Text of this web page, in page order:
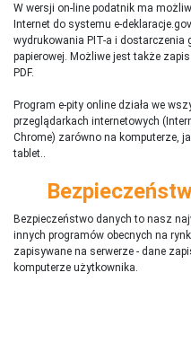
W wersji on-line podatnik ma
Internet do systemu e-
wydrukowania PIT-a i dostarczenia
papierowej. Możliwe jest także
PDF.
Program e-pity online działa we
przeglądarkach internetowych
Chrome) zarówno na komputerze,
tablet..
Bezpieczeństwo danych to nasz
innych programów obecnych na
zapisywane na serwerze - dane
komputerze użytkownika.